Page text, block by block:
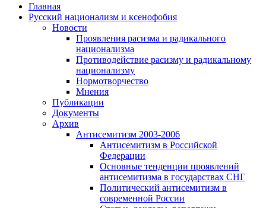
Главная
Русский национализм и ксенофобия
Новости
Проявления расизма и радикального
национализма
Противодействие расизму и радикальному
национализму
Нормотворчество
Мнения
Публикации
Документы
Архив
Антисемитизм 2003-2006
Антисемитизм в Российской
Федерации
Основные тенденции проявлений
антисемитизма в государствах СНГ
Политический антисемитизм в
современной России